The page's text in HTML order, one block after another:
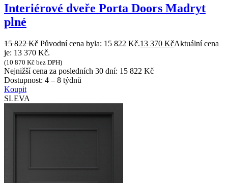
Interiérové dveře Porta Doors Madryt
plné
15 822Kč Původní cena byla: 15 822 Kč.13 370 KčAktuální cena
je: 13 370 Kč.
(10 870 Kč bez DPH)
Nejnižší cena za posledních 30 dní: 15 822 Kč
Dostupnost: 4 – 8 týdnů
Koupit
SLEVA